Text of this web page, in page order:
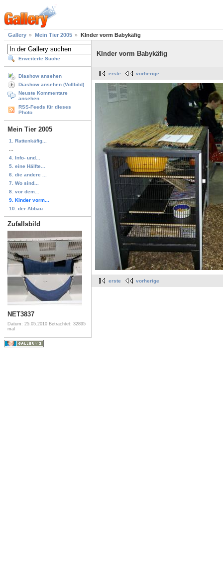
Gallery Mein Tier 2005 KInder vorm Babykäfig
Erweiterte Suche
Diashow ansehen
Diashow ansehen (Vollbild)
Neuste Kommentare
ansehen
RSS-Feeds für dieses
Photo
Mein Tier 2005
1. Rattenkäfig...
4. Info- und...
5. eine Hälfte...
6. die andere ...
7. Wo sind...
8. vor dem...
9. KInder vorm...
10. der Abbau
Zufallsbild
NET3837
Datum: 25.05.2010 Betrachtet: 32895
mal
KInder vorm Babykäfig
erste vorherige
erste vorherige